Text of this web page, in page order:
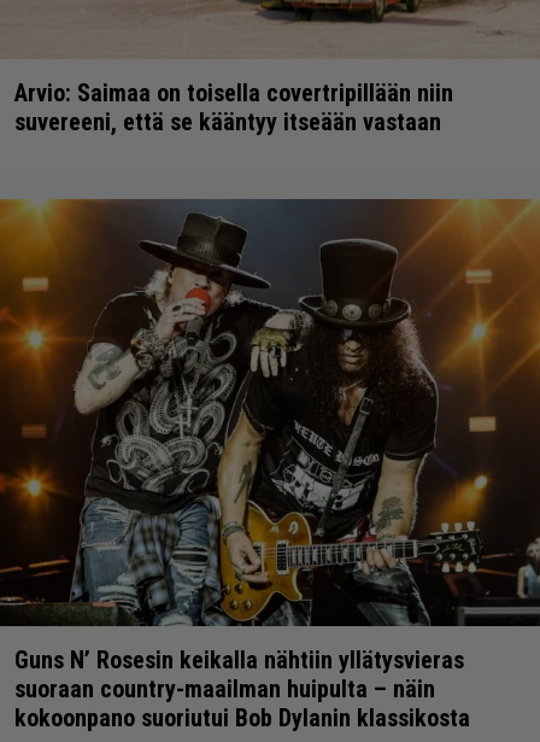
Arvio: Saimaa on toisella covertripillään niin
suvereeni, että se kääntyy itseään vastaan
Guns N’ Rosesin keikalla nähtiin yllätysvieras
suoraan country-maailman huipulta – näin
kokoonpano suoriutui Bob Dylanin klassikosta